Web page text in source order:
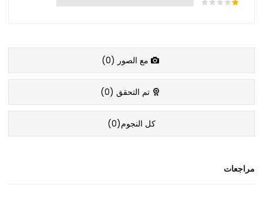
مع الصور (0
)
تم التحقق (0
)
كل النجوم(0
)
مراجعات